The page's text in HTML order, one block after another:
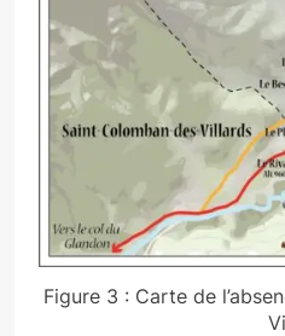
Figure 3 : Carte de